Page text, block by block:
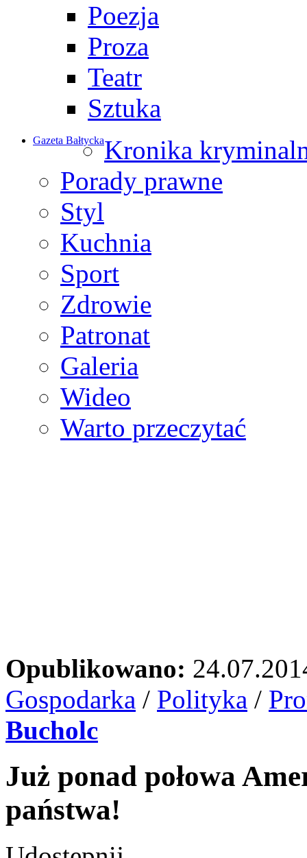
Poezja
Proza
Teatr
Sztuka
Gazeta BałtyckaKronika
Porady prawne
Styl
Kuchnia
Sport
Zdrowie
Patronat
Galeria
Wideo
Warto przeczytać
Opublikowano:
Gospodarka / Polityka /
Bucholc
Już ponad połowa
państwa!